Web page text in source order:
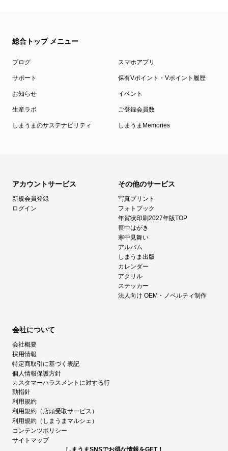
総合トップ メニュー
ブログ スマホアプリ
サポート 保有Vポイント・Vポイント履歴
お知らせ イベント
生産ラボ ご登録会員数
しまうまのサステナビリティ しまうまMemories
アカウントサービス
新規会員登録
ログイン
その他のサービス
写真プリント
フォトブック
年賀状印刷2027年版TOP
喪中はがき
寒中見舞い
アルバム
しまうま出版
カレンダー
アクリル
ステッカー
法人向け OEM・ノベルティ制作
会社について
会社概要
採用情報
特定商取引に基づく表記
個人情報保護方針
カスタマーハラスメントに対する行
動指針
利用規約
利用規約（店頭受取サービス）
利用規約（しまうまマルシェ）
コンテンツポリシー
サイトマップ
しまうまSNSでお得な情報をGET！